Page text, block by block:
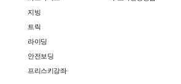
지빙
트릭
라이딩
안전보딩
프리스키강좌